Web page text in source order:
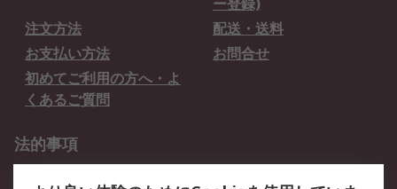
ー登録)
注文方法
配送・送料
お支払い方法
お問合せ
初めてご利用の方へ・よ
くあるご質問
法的事項